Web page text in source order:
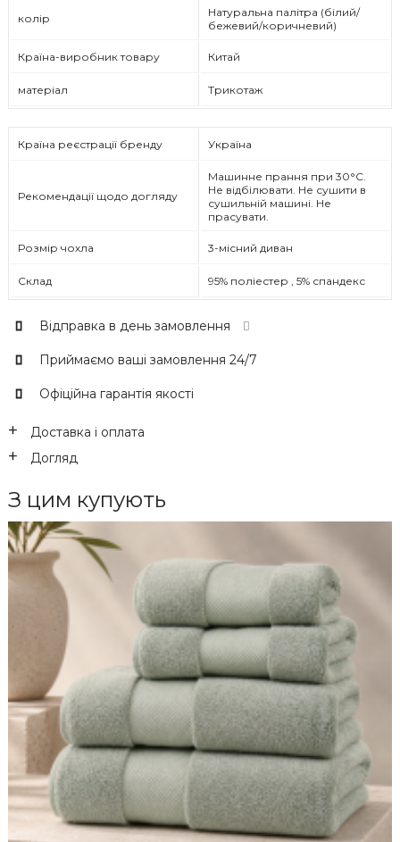
колір
Натуральна палітра (білий/
бежевий/коричневий)
Країна-виробник товару Китай
матеріал Трикотаж
Країна реєстрації бренду Україна
Рекомендації щодо догляду
Машинне прання при 30°C.
Не відбілювати. Не сушити в
сушильній машині. Не
прасувати.
Розмір чохла 3-місний диван
Склад 95% поліестер , 5% спандекс
Відправка в день замовлення
Приймаємо ваші замовлення 24/7
Офіційна гарантія якості
Доставка і оплата
Догляд
З цим купують